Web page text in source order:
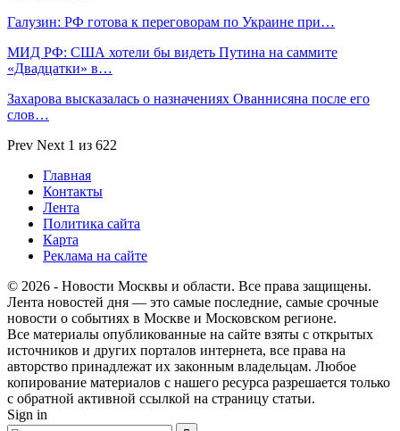
Галузин: РФ готова к переговорам по Украине при…
МИД РФ: США хотели бы видеть Путина на саммите
«Двадцатки» в…
Захарова высказалась о назначениях Ованнисяна после его
слов…
Prev Next 1 из 622
Главная
Контакты
Лента
Политика сайта
Карта
Реклама на сайте
© 2026 - Новости Москвы и области. Все права защищены.
Лента новостей дня — это самые последние, самые срочные
новости о событиях в Москве и Московском регионе.
Все материалы опубликованные на сайте взяты с открытых
источников и других порталов интернета, все права на
авторство принадлежат их законным владельцам. Любое
копирование материалов с нашего ресурса разрешается только
с обратной активной ссылкой на страницу статьи.
Sign in